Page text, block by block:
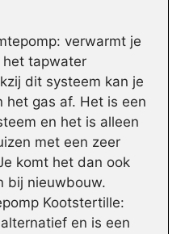
verwarmt je
het tapwater
dit systeem kan je
het gas af. Het is een
en het is alleen
met een zeer
komt het dan ook
bij nieuwbouw.
Kootstertille:
en is een